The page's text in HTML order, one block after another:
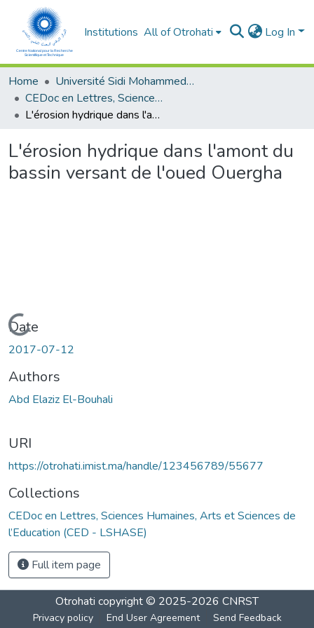
Institutions All of Otrohati Log In
Home
Université Sidi Mohammed Ben Abdellah - Fès
CEDoc en Lettres, Sciences Humaines, Arts et Sciences de l’Education (CED - LSHASE)
L'érosion hydrique dans l'amont du bassin versant de l'oued Ouergha
L'érosion hydrique dans l'amont du
bassin versant de l'oued Ouergha
Loading...
Date
2017-07-12
Authors
Abd Elaziz El-Bouhali
URI
https://otrohati.imist.ma/handle/123456789/55677
Collections
CEDoc en Lettres, Sciences Humaines, Arts et Sciences de
l’Education (CED - LSHASE)
Full item page
Otrohati copyright © 2025-2026 CNRST
Privacy policy End User Agreement Send Feedback